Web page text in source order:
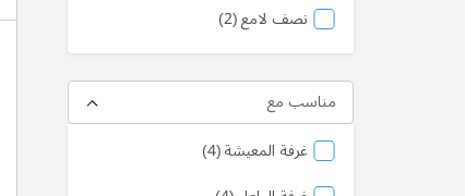
نصف لامع 2منتج
مناسب مع
غرفة المعيشة 4منتج